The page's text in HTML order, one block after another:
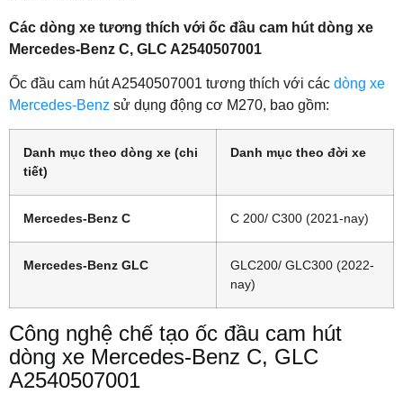
Các dòng xe tương thích với ốc đầu cam hút dòng xe
Mercedes-Benz C, GLC A2540507001
Ốc đầu cam hút A2540507001 tương thích với các dòng xe
Mercedes-Benz sử dụng động cơ M270, bao gồm:
Danh mục theo dòng xe (chi
tiết)
Danh mục theo đời xe
Mercedes-Benz C C 200/ C300 (2021-nay)
Mercedes-Benz GLC
GLC200/ GLC300 (2022-
nay)
Công nghệ chế tạo ốc đầu cam hút
dòng xe Mercedes-Benz C, GLC
A2540507001